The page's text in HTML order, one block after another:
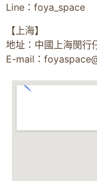
Line：foya_space
【上海】
地址：中國上海閔行
E-mail：